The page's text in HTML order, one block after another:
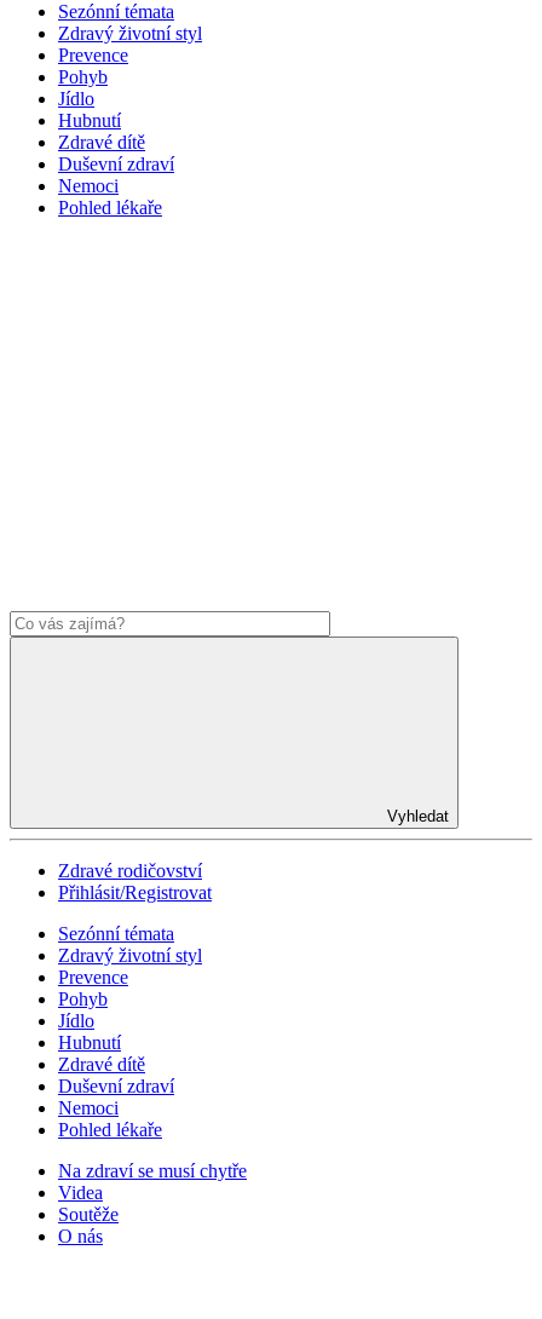
Sezónní témata
Zdravý životní styl
Prevence
Pohyb
Jídlo
Hubnutí
Zdravé dítě
Duševní zdraví
Nemoci
Pohled lékaře
Vyhledat
Zdravé rodičovství
Přihlásit/Registrovat
Sezónní témata
Zdravý životní styl
Prevence
Pohyb
Jídlo
Hubnutí
Zdravé dítě
Duševní zdraví
Nemoci
Pohled lékaře
Na zdraví se musí chytře
Videa
Soutěže
O nás